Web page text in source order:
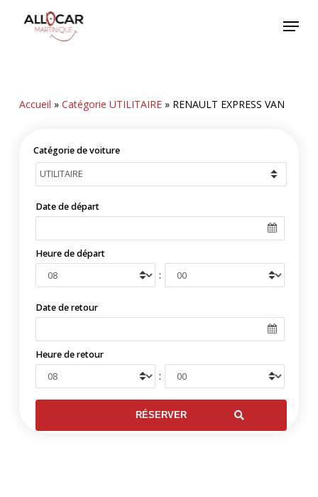
Menu
Accueil » Catégorie UTILITAIRE» RENAULT EXPRESS VAN
Catégorie de voiture
Date de départ
Heure de départ
:
Date de retour
Heure de retour
: